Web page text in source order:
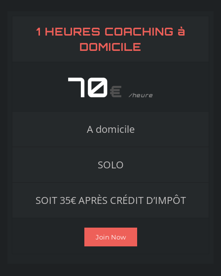
1 HEURES COACHING à
DOMICILE
70€ /heure
A domicile
SOLO
SOIT 35€ APRÈS CRÉDIT D’IMPÔT
Join Now